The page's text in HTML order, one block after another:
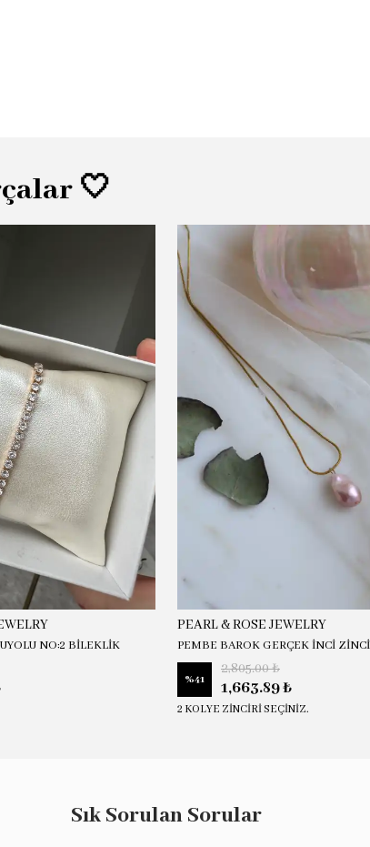
🤍
NO:2 BİLEKLİK
PEARL & ROSE JEWELRY
PEMBE BAROK GERÇEK İNCİ
%41
2,805.00 ₺
1,663.89 ₺
2 KOLYE ZİNCİRİ SEÇİNİZ.
Sık Sorulan Sorular